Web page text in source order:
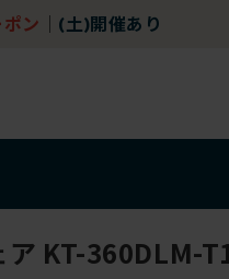
ン (土)開催あり
ア KT-360DLM-